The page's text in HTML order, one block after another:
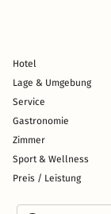
Hotel
Lage & Umgebung
Service
Gastronomie
Zimmer
Sport & Wellness
Preis / Leistung